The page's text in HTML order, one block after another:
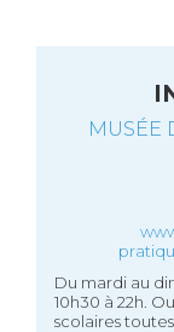
MUSÉE
Du mardi au
10h30 à 22h.
scolaires toutes